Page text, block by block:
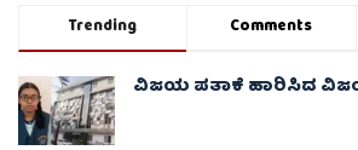
Trending Comments
ವಿಜಯ ಪತಾಕೆ ಹಾರಿಸಿದ